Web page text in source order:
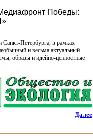
Победы:
Санкт-Петербурга, в рамках
и весьма актуальный
образы и идейно-ценностные
Далее